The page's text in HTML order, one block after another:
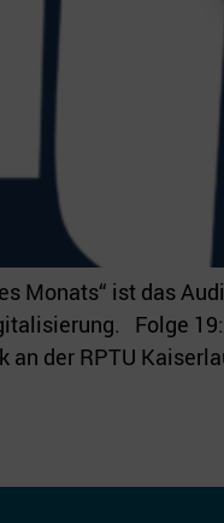
Monats“ ist das
Folge
an der RPTU